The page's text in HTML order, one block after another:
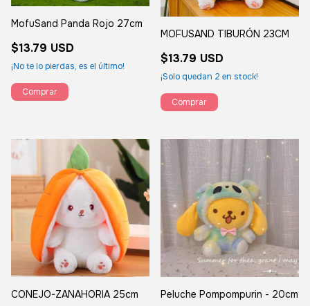
MofuSand Panda Rojo 27cm
$13.79 USD
¡No te lo pierdas, es el último!
MOFUSAND TIBURÓN 23CM
$13.79 USD
¡Solo quedan 2 en stock!
CONEJO-ZANAHORIA 25cm Peluche Pompompurin - 20cm